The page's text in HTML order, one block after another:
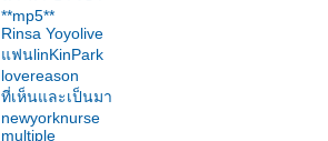
**mp5**
Rinsa Yoyolive
ฟนlinKinPark
lovereason
ที่เห็นและเป็นมา
newyorknurse
multiple